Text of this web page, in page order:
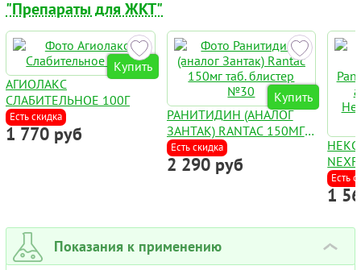
"Препараты для ЖКТ"
Купить
АГИОЛАКС
СЛАБИТЕЛЬНОЕ 100Г
Есть скидка
1 770 руб
Купить
РАНИТИДИН (АНАЛОГ
ЗАНТАК) RANTAC 150МГ
ТАБ. БЛИСТЕР №30
Есть скидка
2 290 руб
::
Есть
1
Показания к применению ›